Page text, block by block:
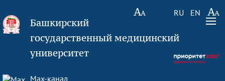
RU EN
Башкирский
государственный медицинский
университет
Max-канал